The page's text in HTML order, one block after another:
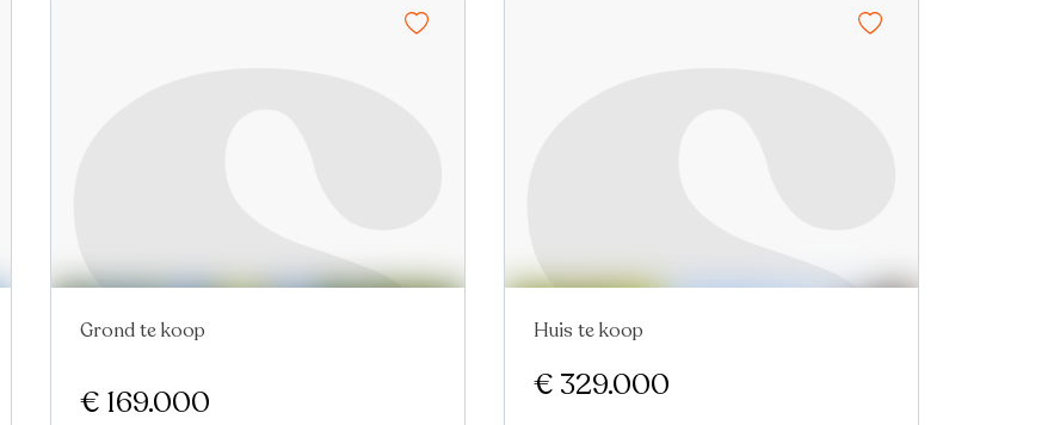
Grond te koop
€ 169.000
In optie
Huis te koop
€ 329.000